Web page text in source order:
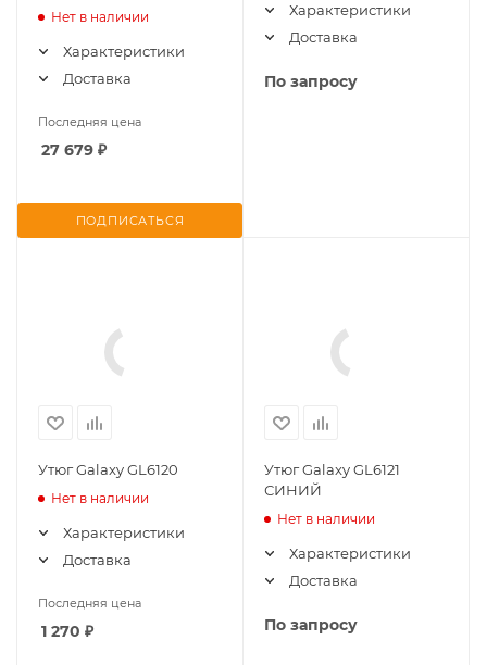
Нет в наличии
Характеристики
Доставка
Последняя цена
27 679 ₽
ПОДПИСАТЬСЯ
Характеристики
Доставка
По запросу
Утюг Galaxy GL6120
Нет в наличии
Характеристики
Доставка
Последняя цена
1 270 ₽
Утюг Galaxy GL6121
СИНИЙ
Нет в наличии
Характеристики
Доставка
По запросу